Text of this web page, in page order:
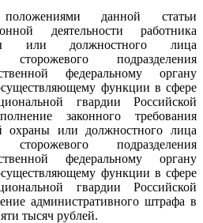
данной статьи
деятельности работника
или должностного лица
подразделения
федеральному органу
функции в сфере
гвардии Российской
законного требования
охраны или должностного лица
подразделения
федеральному органу
функции в сфере
гвардии Российской
административного штрафа в
тысяч рублей.